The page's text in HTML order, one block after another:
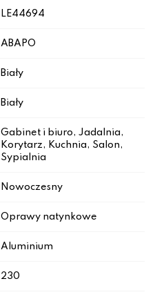
LE44694
ABAPO
Biały
Biały
Gabinet i biuro, Jadalnia,
Korytarz, Kuchnia, Salon,
Sypialnia
Nowoczesny
Oprawy natynkowe
Aluminium
230